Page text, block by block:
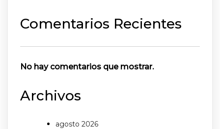
Comentarios Recientes
No hay comentarios que mostrar.
Archivos
agosto 2026